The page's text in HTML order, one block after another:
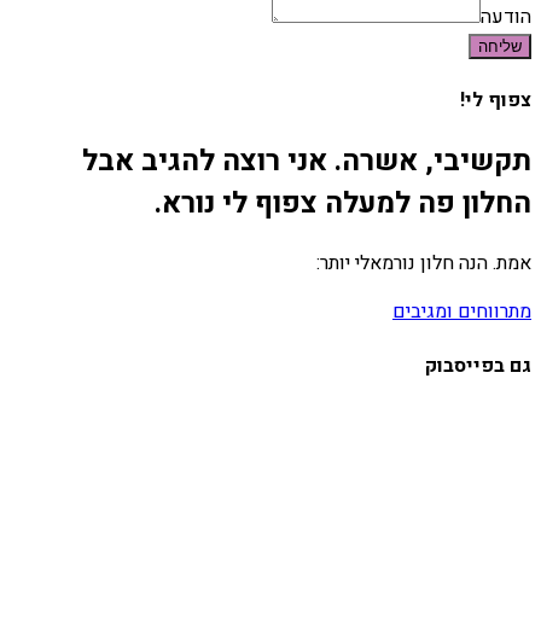
הודעה
שליחה
צפוף לי!
תקשיבי, אשרה. אני רוצה להגיב אבל
החלון פה למעלה צפוף לי נורא.
אמת. הנה חלון נורמאלי יותר:
מתרווחים ומגיבים
גם בפייסבוק